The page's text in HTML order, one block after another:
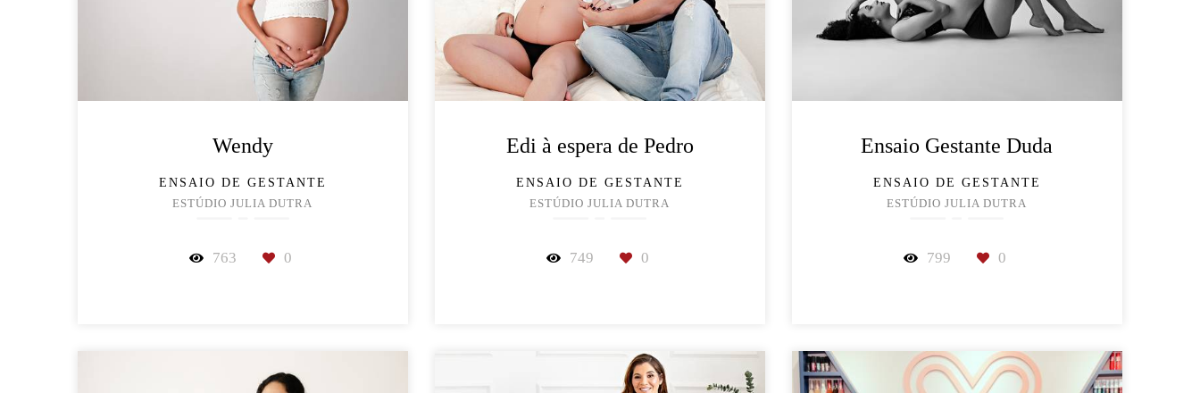
Wendy
ENSAIO DE GESTANTE
ESTÚDIO JULIA DUTRA
763 0
Edi à espera de Pedro
ENSAIO DE GESTANTE
ESTÚDIO JULIA DUTRA
749 0
Ensaio Gestante Duda
ENSAIO DE GESTANTE
ESTÚDIO JULIA DUTRA
799 0